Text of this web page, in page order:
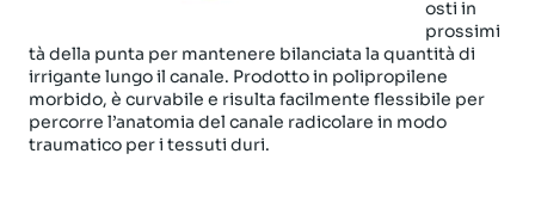
osti in
prossimi
tà della punta per mantenere bilanciata la quantità di
irrigante lungo il canale. Prodotto in polipropilene
morbido, è curvabile e risulta facilmente flessibile per
percorre l’anatomia del canale radicolare in modo
traumatico per i tessuti duri.